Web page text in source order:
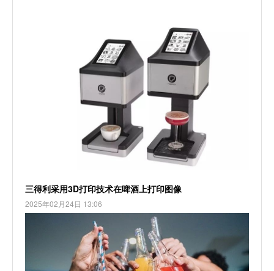
三得利采用3D打印技术在啤酒上打印图像
2025年02月24日 13:06